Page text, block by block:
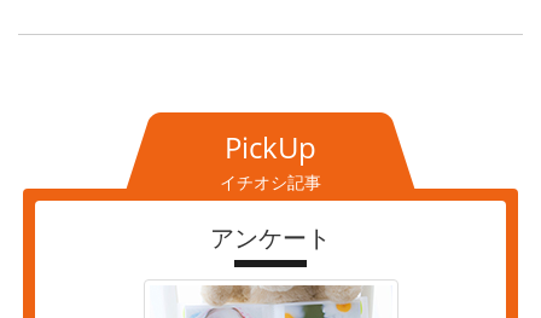
PickUp
イチオシ記事
アンケート